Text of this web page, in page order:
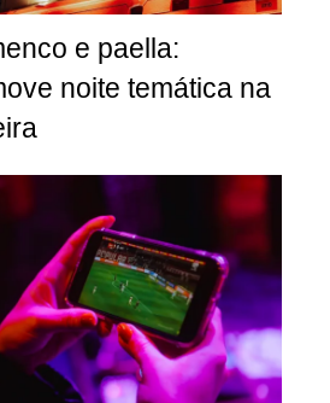
e paella:
noite temática na